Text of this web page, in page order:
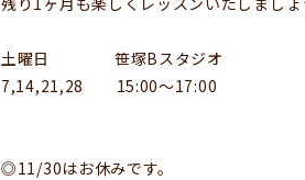
土曜日 笹塚Bスタジオ
7,14,21,28 15:00〜17:00
◎11/30はお休みです。